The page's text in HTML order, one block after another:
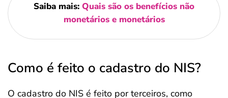
Saiba mais: Quais são os benefícios não
monetários e monetários
Como é feito o cadastro do NIS?
O cadastro do NIS é feito por terceiros, como